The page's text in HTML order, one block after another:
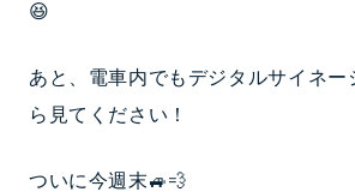
😆
あと、電車内でもデジタルサイネー
ら見てください！
ついに今週末🚙💨